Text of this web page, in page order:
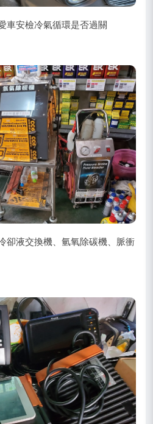
車安檢冷氣循環是否過關
卻液交換機、氫氧除碳機、脈衝